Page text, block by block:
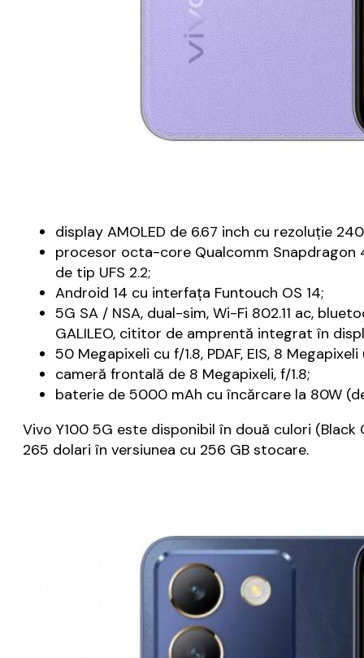
display AMOLED de 6.67 inch cu rezoluție
procesor octa-core Qualcomm Snapdragon
de tip UFS 2.2;
Android 14 cu interfaţa Funtouch OS 14;
5G SA / NSA, dual-sim, Wi-Fi 802.11 ac,
GALILEO, cititor de amprentă integrat în
50 Megapixeli cu f/1.8, PDAF, EIS, 8
cameră frontală de 8 Megapixeli, f/1.8;
baterie de 5000 mAh cu încărcare la 80W
Vivo Y100 5G este disponibil în două culori
265 dolari în versiunea cu 256 GB stocare.